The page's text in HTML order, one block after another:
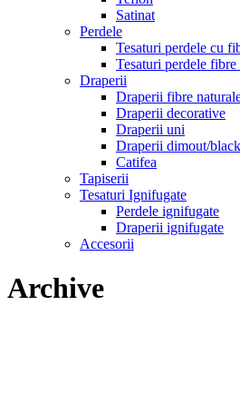
Satinat
Perdele
Tesaturi perdele cu
Tesaturi perdele fibre
Draperii
Draperii fibre
Draperii decorative
Draperii uni
Draperii dimout/
Catifea
Tapiserii
Tesaturi Ignifugate
Perdele ignifugate
Draperii ignifugate
Accesorii
Archive